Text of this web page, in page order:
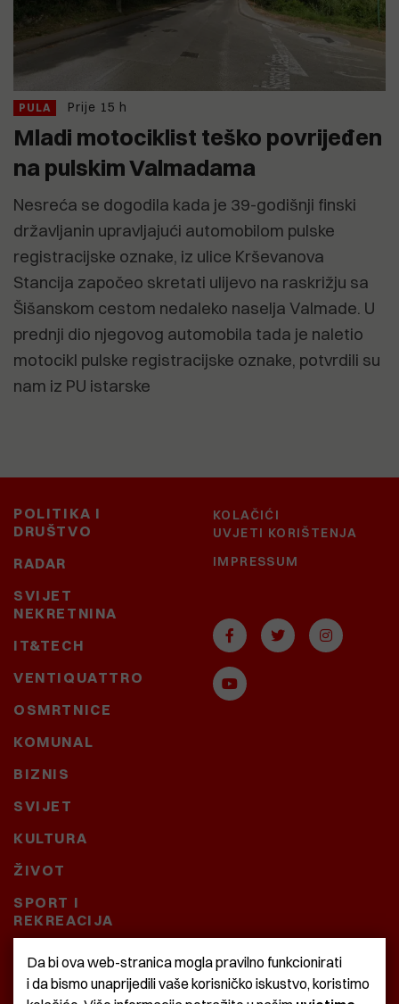
PULA Prije 15 h
Mladi motociklist teško povrijeđen
na pulskim Valmadama
Nesreća se dogodila kada je 39-godišnji finski
državljanin upravljajući automobilom pulske
registracijske oznake, iz ulice Krševanova
Stancija započeo skretati ulijevo na raskrižju sa
Šišanskom cestom nedaleko naselja Valmade. U
prednji dio njegovog automobila tada je naletio
motocikl pulske registracijske oznake, potvrdili su
nam iz PU istarske
POLITIKA I
DRUŠTVO
RADAR
SVIJET
NEKRETNINA
IT&TECH
VENTIQUATTRO
OSMRTNICE
KOMUNAL
BIZNIS
SVIJET
KULTURA
ŽIVOT
SPORT I
REKREACIJA
CRNA KRONIKA
BAŠTARDINI I PRAVI
KOLAČIĆI
UVJETI KORIŠTENJA
IMPRESSUM
Da bi ova web-stranica mogla pravilno funkcionirati
i da bismo unaprijedili vaše korisničko iskustvo, koristimo